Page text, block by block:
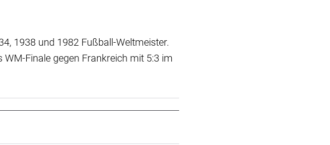
1938 und 1982 Fußball-Weltmeister.
Finale gegen Frankreich mit 5:3 im